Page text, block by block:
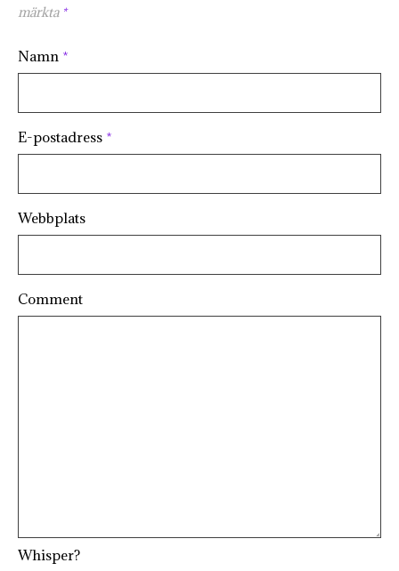
märkta *
Namn *
E-postadress *
Webbplats
Comment
Whisper?